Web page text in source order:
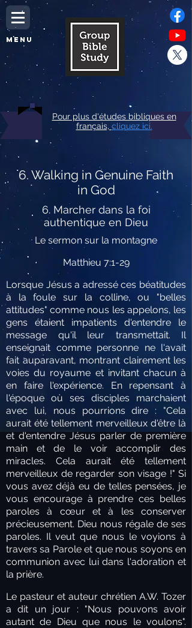
MENU
Pour plus d'études bibliques en
français, cliquez ici.
6. Walking in Genuine Faith
in God
6. Marcher dans la foi
authentique en Dieu
Le sermon sur la montagne
Matthieu 7:1-29
Lorsque Jésus a adressé ces béatitudes
à la foule sur la colline, ou "belles
attitudes" comme nous les appelons, les
gens étaient impatients d'entendre le
message qu'il leur transmettait. Il
enseignait comme personne ne l'avait
fait auparavant, montrant clairement les
voies du royaume et invitant chacun à
en faire l'expérience. En repensant à
l'époque où ses disciples marchaient
avec lui, nous pourrions dire : "Cela
aurait été tellement merveilleux d'être là
et d'entendre Jésus parler de première
main et de le voir accomplir des
miracles. Cela aurait été tellement
merveilleux de regarder son visage !" Si
vous avez déjà eu de telles pensées, je
vous encourage à prendre ces belles
paroles à cœur et à les conserver
précieusement. Dieu nous régale de ses
paroles. Il veut que nous le voyions à
travers sa Parole et que nous soyons en
communion avec lui dans l'adoration et
la prière.
Le pasteur et auteur chrétien A.W. Tozer
a dit un jour : "Nous pouvons avoir
autant de Dieu que nous le voulons".